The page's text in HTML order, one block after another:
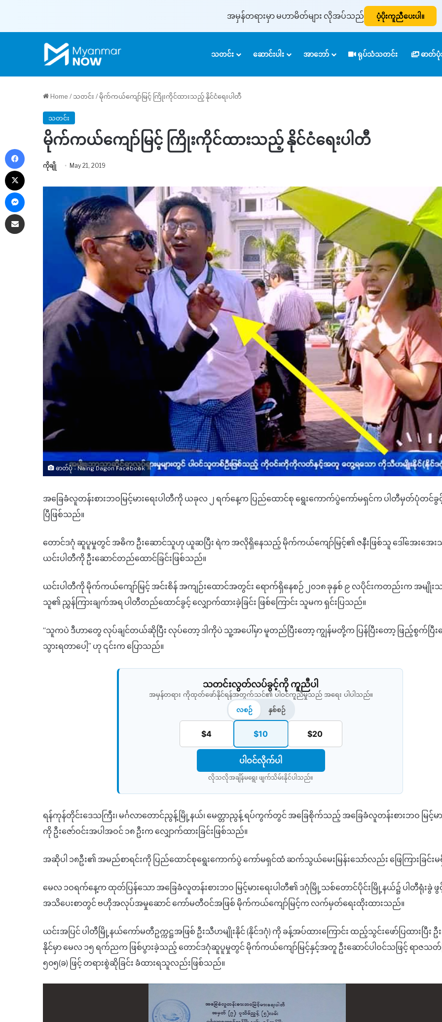
အမှန်တရားမှာ မဟာမိတ်များ လိုအပ်သည် ပံ့ပိုးကူညီပေးပါ။
သတင်း ဆောင်းပါး အာဘော် ရုပ်သံသတင်း ဓာတ်
Home / သတင်း /မိုက်ကယ်ကျော်မြင့် ကြိုးကိုင်ထားသည့် နိုင်ငံရေးပါတီ
သတင်း
မိုက်ကယ်ကျော်မြင့် ကြိုးကိုင်ထားသည့် နိုင်ငံရေးပါတီ
ကိုချို May 21, 2019
ဓာတ်ပုံ - Naing Dagon Facebook
အခြေခံလူတန်းစားဘဝ မြင့်မားရေးပါတီကို ယခုလ ၂ ရက်နေ့က ပြည်ထောင်စု ရွေးကောက်ပွဲကော်မရှင်က ပါတီမှတ်ပုံတင်ခွ
ပြီဖြစ်သည်။
တောင်ဒဂုံ ဆူပူမှုတွင် အဓိက ဦးဆောင်သူဟု ယူဆပြီး ရဲက အလိုရှိနေသည့် မိုက်ကယ်ကျော်မြင့်၏ ဇနီးဖြစ်သူဒေါ်အေးအေ
ယင်းပါတီကို ဦးဆောင်တည်ထောင်ခြင်းဖြစ်သည်။
ယင်းပါတီကို မိုက်ကယ်ကျော်မြင့် အင်းစိန် အကျဉ်းထောင်အတွင်း ရောက်ရှိနေစဉ် ၂၀၁၈ ခုနှစ် ၉ လပိုင်းကတည်းက အမျိုးသ
သူ၏ ညွှန်ကြားချက်အရ ပါတီတည်ထောင်ခွင့်လျှောက်ထားခဲ့ခြင်း ဖြစ်ကြောင်း သူမက ရှင်းပြသည်။
“သူကပဲ ဒီဟာတွေ လုပ်ချင်တယ်ဆိုပြီး လုပ်တော့ ဒါကိုပဲ သူ့အပေါ်မှာ မူတည်ပြီးတော့ ကျွန်မတို့က ပြန်ပြီးတော့ ဖြည့်စွက်ပြီး
သွားရတာပေါ့ ” ဟု ၎င်းက ပြောသည်။
သတင်းလွတ်လပ်ခွင့်ကို ကူညီပါ
အမှန်တရား ကိုထုတ်ဖော်နိုင်ရန်အတွက်သင်၏ ပါဝင်ကူညီမှုသည် အရေး ပါပါသည်။
လစဉ်
နှစ်စဉ်
$4 $10 $20
ပါဝင်လိုက်ပါ
လိုသလိုအချိန်မရွေး ဖျက်သိမ်းနိုင်ပါသည်။​
ရန်ကုန်တိုင်းဒေသကြီး၊ မင်္ဂလာတောင်ညွန့်မြို့နယ်၊ မေတ္တာညွန့် ရပ်ကွက်တွင် အခြေစိုက်သည့် အခြေခံလူတန်းစားဘဝ မြင့်မ
ကို ဦးဇော်ဝင်းအပါအဝင် ၁၈ ဦးက လျှောက်ထားခြင်းဖြစ်သည်။
အဆိုပါ ၁၈ဦး၏ အမည်စာရင်းကို ပြည်ထောင်စုရွေးကောက်ပွဲ ကော်မရှင်ထံ ဆက်သွယ်မေးမြန်းသော်လည်း ဖြေကြားခြင်း
မေလ ၁ဝရက်နေ့က ထုတ်ပြန်သော အခြေခံလူတန်းစားဘဝ မြင့်မားရေးပါတီ၏ ဒဂုံမြို့သစ်တောင်ပိုင်း မြို့နယ်၌ ပါတီရုံးခွဲ
အသိပေးစာတွင် ဗဟိုအလုပ်အမှုဆောင်ကော်မတီဝင်အဖြစ် မိုက်ကယ်ကျော်မြင့်က လက်မှတ်ရေးထိုးထားသည်။
ယင်းအပြင် ပါတီမြို့နယ်ကော်မတီဥက္ကဋ္ဌအဖြစ် ဦးသီဟမျိုးနိုင်(နိုင်ဒဂုံ) ကို ခန့်အပ်ထားကြောင်း ထည့်သွင်းဖော်ပြထားပြီး ဦ
နိုင်မှာမေလ ၁၅ ရက်ညက ဖြစ်ပွားခဲ့သည့် တောင်ဒဂုံဆူပူမှုတွင် မိုက်ကယ်ကျော်မြင့်နှင့်အတူ ဦးဆောင်ပါဝင်သဖြင့် ရာဇသတ်
၅၀၅(ခ) ဖြင့် တရားစွဲဆိုခြင်း ခံထားရသူလည်းဖြစ်သည်။